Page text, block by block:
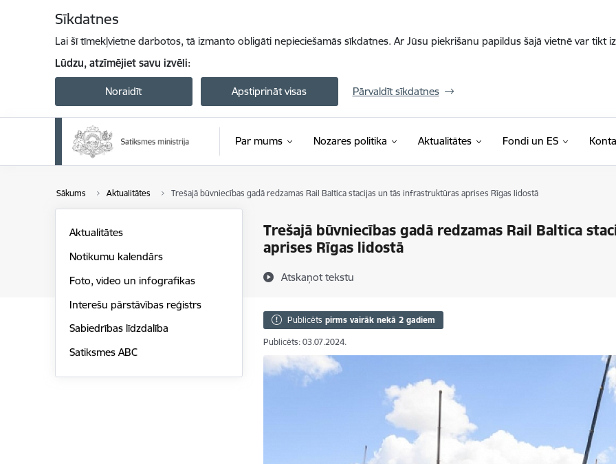
Sīkdatnes
Lai šī tīmekļvietne darbotos, tā izmanto obligāti nepieciešamās sīkdatnes. Ar Jūsu piekrišanu papildus šajā vietnē var tikt
Lūdzu, atzīmējiet savu izvēli:
Noraidīt Apstiprināt visas Pārvaldīt sīkdatnes
Par mums Nozares politika Aktualitātes Fondi un ES
Sākums Aktualitātes Trešajā būvniecības gadā redzamas Rail Baltica stacijas un tās infrastruktūras aprises Rīgas lidostā
Trešajā būvniecības gadā redzamas Rail Baltica
aprises Rīgas lidostā
Atskaņot tekstu
Aktualitātes
Notikumu kalendārs
Foto, video un infografikas
Interešu pārstāvības reģistrs
Sabiedrības līdzdalība
Satiksmes ABC
Publicēts pirms vairāk nekā 2 gadiem
Publicēts: 03.07.2024.